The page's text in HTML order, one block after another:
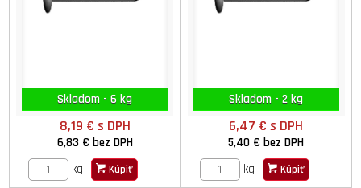
Skladom - 6 kg
8,19 € s DPH
6,83 € bez DPH
kg
Kúpiť
Skladom - 2 kg
6,47 €s DPH
5,40 €bez DPH
kg
Kúpiť